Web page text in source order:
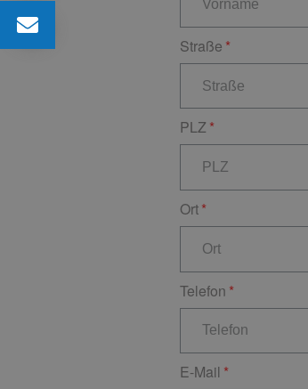
Straße
PLZ
Ort
Telefon
E-Mail